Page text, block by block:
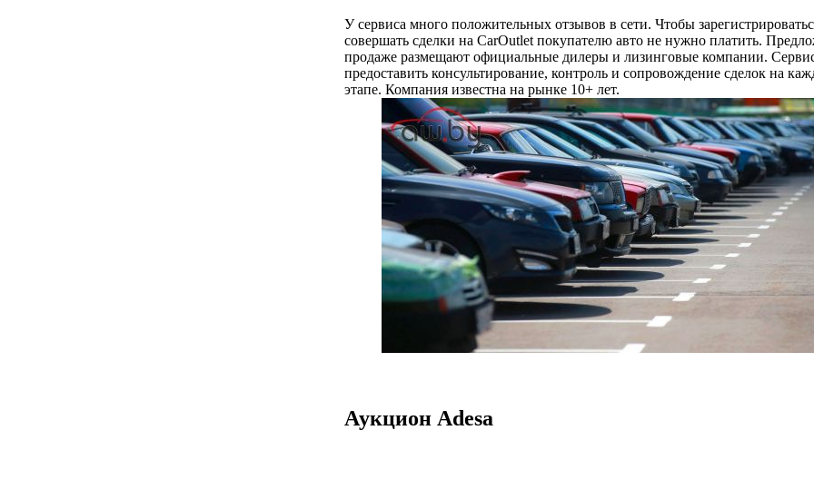
У сервиса много положительных отзывов в сети. Чтобы
совершать сделки на CarOutlet покупателю авто не нужно платить.
продаже размещают официальные дилеры и лизинговые компании.
предоставить консультирование, контроль и сопровождение сделок на
этапе. Компания известна на рынке 10+ лет.
Аукцион Adesa